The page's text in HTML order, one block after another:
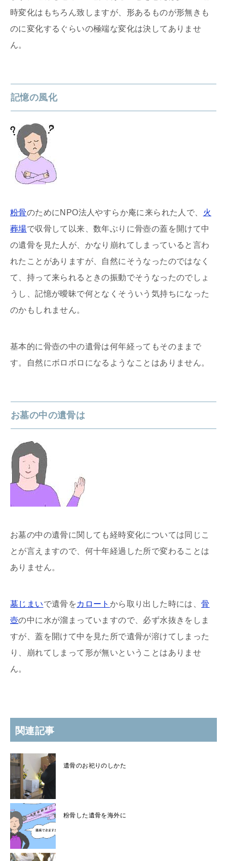
時変化はもちろん致しますが、形あるものが形無きも
のに変化するぐらいの極端な変化は決してありませ
ん。
記憶の風化
粉骨のためにNPO法人やすらか庵に来られた人で、 火
葬場で収骨して以来、数年ぶりに骨壺の蓋を開けて中
の遺骨を見た人が、かなり崩れてしまっていると言わ
れたことがありますが、自然にそうなったのではなく
て、持って来られるときの振動でそうなったのでしょ
うし、記憶が曖昧で何となくそういう気持ちになった
のかもしれません。
基本的に骨壺の中の遺骨は何年経ってもそのままで
す。自然にボロボロになるようなことはありません。
お墓の中の遺骨は
お墓の中の遺骨に関しても経時変化については同じこ
とが言えますので、何十年経過した所で変わることは
ありません。
墓じまいで遺骨をカロート から取り出した時には、骨
壺の中に水が溜まっていますので、必ず水抜きをしま
すが、蓋を開けて中を見た所で遺骨が溶けてしまった
り、崩れてしまって形が無いということはありませ
ん。
関連記事
遺骨のお祀りのしかた
粉骨した遺骨を海外に